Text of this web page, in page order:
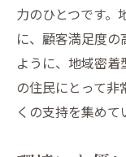
郡山市
空間を
家電処
スッキ
力のひとつです。
に、顧客満足度
ように、地域密
の住民にとって
くの支持を集めて